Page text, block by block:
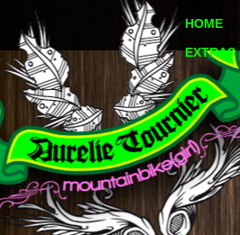
HOME
EXTRAS